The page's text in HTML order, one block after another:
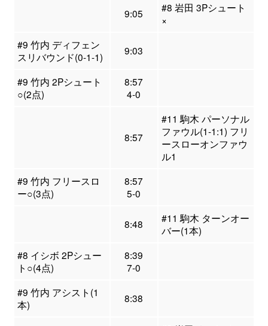
9:05
#8 岩田 3Pシュート
×
#9 竹内 ディフェン
スリバウンド(0-1-1)
9:03
#9 竹内 2Pシュート
○(2点)
8:57
4-0
8:57
#11 駒木 パーソナル
ファウル(1-1:1) フリ
ースローオンファウ
ル1
#9 竹内 フリースロ
ー○(3点)
8:57
5-0
8:48
#11 駒木 ターンオー
バー(1本)
#8 イシボ 2Pシュー
ト○(4点)
8:39
7-0
#9 竹内 アシスト(1
本)
8:38